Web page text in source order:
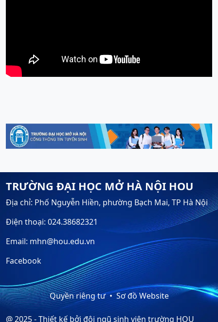
TRƯỜNG ĐẠI HỌC MỞ HÀ NỘI HOU
Địa chỉ: Phố Nguyễn Hiền, phường Bạch Mai, TP Hà Nội
Điện thoại: 024.38682321
Email: mhn@hou.edu.vn
Facebook
Quyền riêng tư Sơ đồ Website
@ 2025 - Thiết kế bởi đội ngũ sinh viên trường HOU